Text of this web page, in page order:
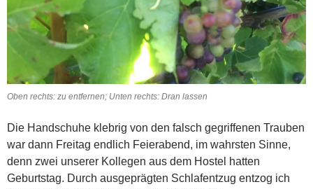
Oben rechts: zu entfernen; Unten rechts: Dran lassen
Die Handschuhe klebrig von den falsch gegriffenen Trauben
war dann Freitag endlich Feierabend, im wahrsten Sinne,
denn zwei unserer Kollegen aus dem Hostel hatten
Geburtstag. Durch ausgeprägten Schlafentzug entzog ich